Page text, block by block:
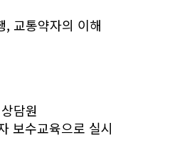
, 교통약자의 이해
담원
보수교육으로 실시